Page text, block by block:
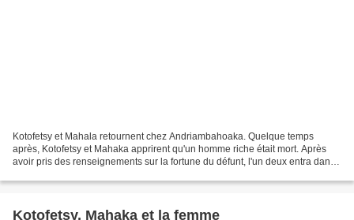
Kotofetsy et Mahala retournent chez Andriambahoaka. Quelque temps
après, Kotofetsy et Mahaka apprirent qu'un homme riche était mort. Après
avoir pris des renseignements sur la fortune du défunt, l'un deux entra dans
Kotofetsy, Mahaka et la femme